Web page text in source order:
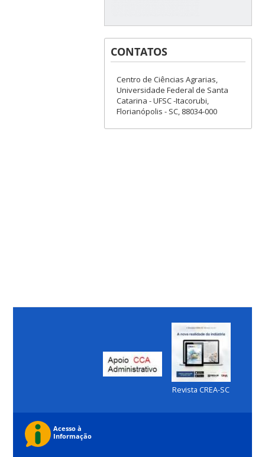
CONTATOS
Centro de Ciências Agrarias,
Universidade Federal de Santa
Catarina - UFSC -Itacorubi,
Florianópolis - SC, 88034-000
Revista CREA-SC